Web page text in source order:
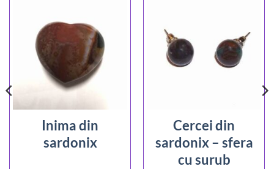
Inima din
sardonix
Cercei din
sardonix – sfera
cu surub